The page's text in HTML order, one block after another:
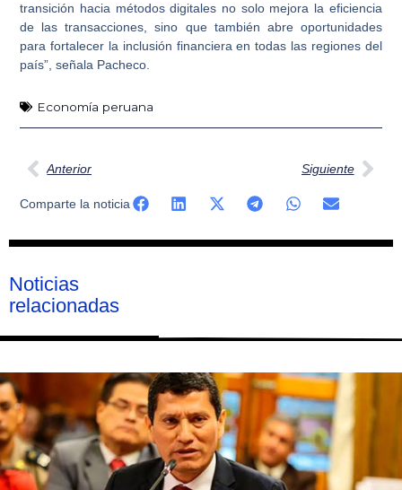
transición hacia métodos digitales no solo mejora la eficiencia
de las transacciones, sino que también abre oportunidades
para fortalecer la inclusión financiera en todas las regiones del
país”, señala Pacheco.
Economía peruana
Ant
Anterior Siguiente
Comparte la noticia
Noticias
relacionadas
Página
Página
Página
Página
Página